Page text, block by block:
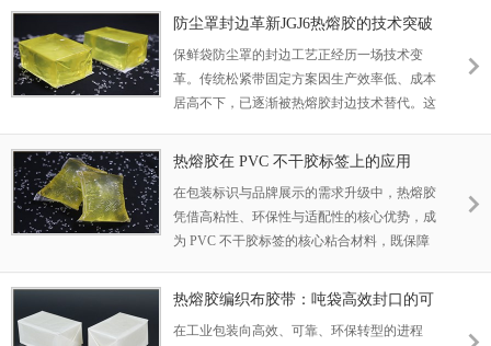
现实世界的调整，这些调整提升产出并减少麻
多的要求产品的初粘力高，能够更加适合PP
开发了2款胶，不仅具有良好的粘着性，还具
有较高的经济价值。
防尘罩封边革新JGJ6热熔胶的技术突破
保鲜袋防尘罩的封边工艺正经历一场技术变
革。传统松紧带固定方案因生产效率低、成本
居高不下，已逐渐被热熔胶封边技术替代。这
成本大幅压缩。 作为该领域的创新者，邦林
可。与竞品相比，该产品的三大核心优势。
热熔胶在 PVC 不干胶标签上的应用
在包装标识与品牌展示的需求升级中，热熔胶
凭借高粘性、环保性与适配性的核心优势，成
为 PVC 不干胶标签的核心粘合材料，既保障
模化生产节奏，是标签印刷领域的优选方案。
热熔胶编织布胶带：吨袋高效封口的可
靠解决方案
在工业包装向高效、可靠、环保转型的进程